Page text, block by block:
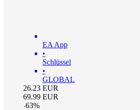
EA App
•
Schlüssel
•
GLOBAL
26.23 EUR
69.99 EUR
-63%